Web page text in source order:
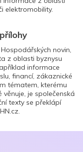
elektromobility.
novin,
z oblasti byznysu
informace
financí, zákaznické
tématem, kterému
je společenská
texty se překlápí